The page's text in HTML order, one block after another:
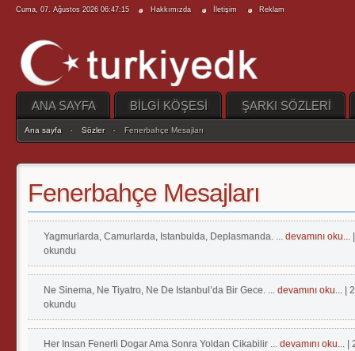
Cuma, 07. Ağustos 2026 06:47:15 Hakkımızda İletişim Reklam
ANA SAYFA BİLGİ KÖŞESİ ŞARKI SÖZLERİ
Ana sayfa Sözler Fenerbahçe Mesajları
Fenerbahçe Mesajları
Yagmurlarda, Camurlarda, Istanbulda, Deplasmanda. ... devamını oku...
okundu
Ne Sinema, Ne Tiyatro, Ne De Istanbul’da Bir Gece. ... devamını oku...
|
okundu
Her Insan Fenerli Dogar Ama Sonra Yoldan Cikabilir ... devamını oku...